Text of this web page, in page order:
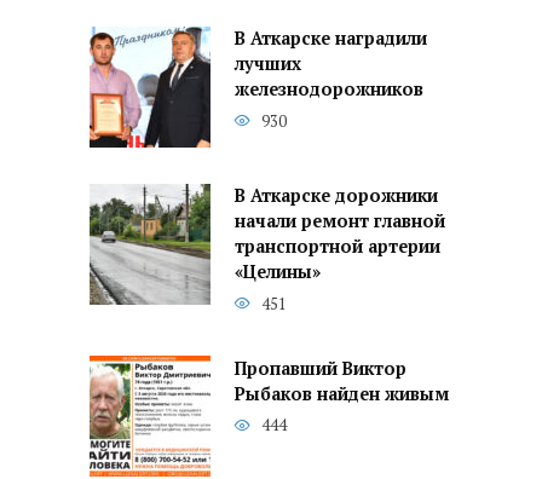
В Аткарске наградили
лучших
железнодорожников
930
В Аткарске дорожники
начали ремонт главной
транспортной артерии
«Целины»
451
Пропавший Виктор
Рыбаков найден живым
444